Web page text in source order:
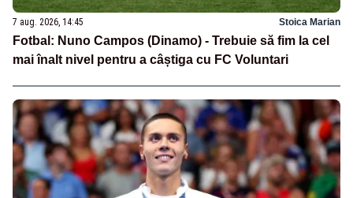
7 aug. 2026, 14:45 Stoica Marian
Fotbal: Nuno Campos (Dinamo) - Trebuie să fim la cel
mai înalt nivel pentru a câștiga cu FC Voluntari